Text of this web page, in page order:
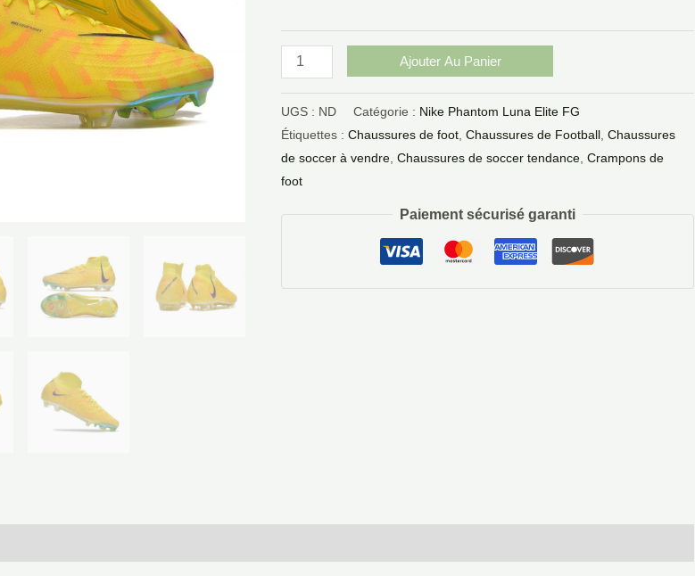
Ajouter Au Panier
UGS : ND Catégorie : Nike Phantom Luna Elite FG
Étiquettes : Chaussures de foot, Chaussures de Football, Chaussures
de soccer à vendre, Chaussures de soccer tendance, Crampons de
foot
Paiement sécurisé garanti